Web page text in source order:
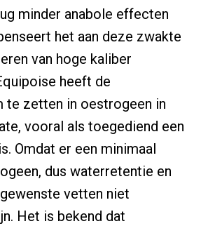
minder anabole effecten
het aan deze zwakte
van hoge kaliber
heeft de
te zetten in oestrogeen in
vooral als toegediend een
Omdat er een minimaal
dus waterretentie en
vetten niet
Het is bekend dat